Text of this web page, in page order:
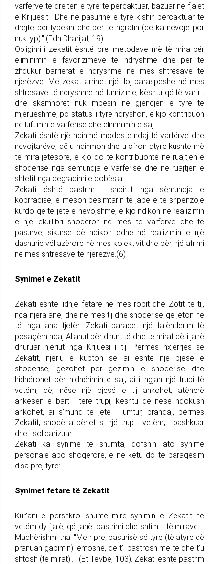
varfërve të drejtën e tyre të përcaktuar, bazuar në fjalët
e Krijuesit: "Dhe në pasurinë e tyre kishin përcaktuar të
drejtë për lypësin dhe për të ngratin (që ka nevojë por
nuk lyp)." (Edh Dharijat, 19)
Obligimi i zekatit është prej metodave më të mira për
eliminimin e favorizimeve të ndryshme dhe për të
zhdukur barrierat e ndryshme në mes shtresave të
njerëzve. Me zekat arrihet një lloj baraspeshe në mes
shtresave të ndryshme në furnizime, kështu që të varfrit
dhe skamnorët nuk mbesin në gjendjen e tyre të
mjerueshme, po statusi i tyre ndryshon, e kjo kontribuon
në luftimin e varfërisë dhe eliminimin e saj.
Zekati është një ndihmë modeste ndaj të varfërve dhe
nevojtarëve, që u ndihmon dhe u ofron atyre kushte më
të mira jetësore, e kjo do të kontribuonte në ruajtjen e
shoqërisë nga sëmundja e varfërisë dhe në ruajtjen e
shtetit nga degradimi e dobësia.
Zekati është pastrim i shpirtit nga sëmundja e
koprracisë, e mëson besimtarin të japë e të shpenzojë
kurdo që të jetë e nevojshme, e kjo ndikon në realizimin
e një ekuilibri shoqëror në mes të varfërve dhe të
pasurve, sikurse që ndikon edhe në realizimin e një
dashurie vëllazërore në mes kolektivit dhe për një afrimi
në mes shtresave të njerëzve.(6)
Synimet e Zekatit
Zekati është lidhje fetare në mes robit dhe Zotit të tij,
nga njëra anë, dhe në mes tij dhe shoqërisë që jeton në
të, nga ana tjetër. Zekati paraqet një falënderim të
posaçëm ndaj Allahut për dhuntitë dhe të mirat që i janë
dhuruar njeriut nga Krijuesi i tij. Përmes nxjerrjes së
Zekatit, njeriu e kupton se ai është një pjesë e
shoqërisë, gëzohet për gëzimin e shoqërisë dhe
hidhërohet për hidhërimin e saj; ai i ngjan një trupi të
vetëm, që, nëse një pjesë e tij ankohet, atëherë
ankesën e bart i tërë trupi, kështu që nëse ndokush
ankohet, ai s'mund të jetë i lumtur, prandaj, përmes
Zekatit, shoqëria bëhet si një trup i vetëm, i bashkuar
dhe i solidarizuar.
Zekati ka synime të shumta, qofshin ato synime
personale apo shoqërore, e ne këtu do të paraqesim
disa prej tyre:
Synimet fetare të Zekatit
Kur'ani e përshkroi shumë mirë synimin e Zekatit në
vetëm dy fjalë, që janë: pastrimi dhe shtimi i të mirave. I
Madhërishmi tha: "Merr prej pasurisë së tyre (të atyre që
pranuan gabimin) lëmoshë, që t'i pastrosh me të dhe t'u
shtosh (të mirat)..." (Et-Tevbe, 103). Zekati është pastrim